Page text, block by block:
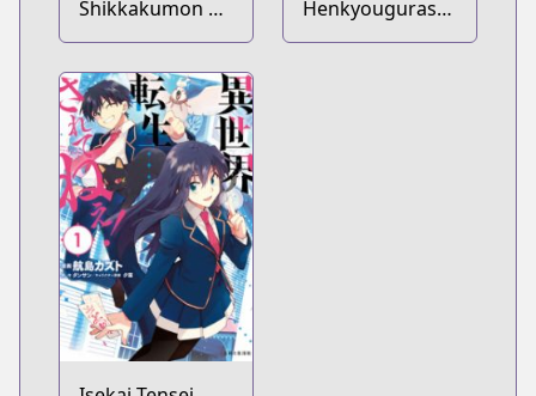
Shikkakumon no
Saikyou Kenja:
Sekai Saikyou no
Kenja ga Sarani
Tsuyokunaru
Tame ni Tensei
Shimashita
Henkyougurashi
no Maou, Tensei